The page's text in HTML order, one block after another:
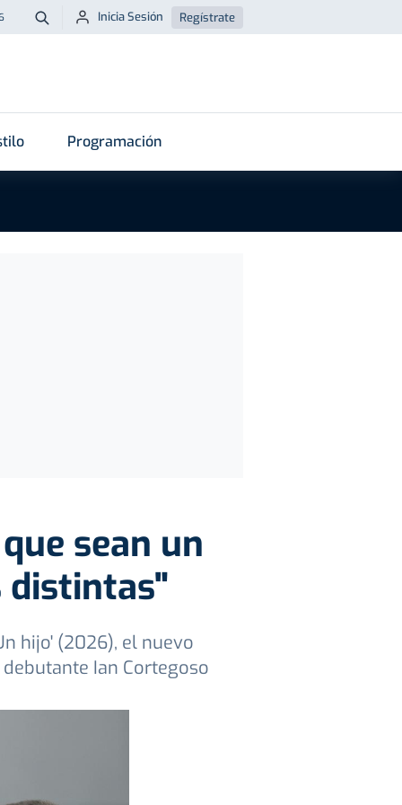
Buscar
Inicia Sesión Regístrate
Programación
sean un
distintas"
hijo' (2026), el nuevo
Ian Cortegoso